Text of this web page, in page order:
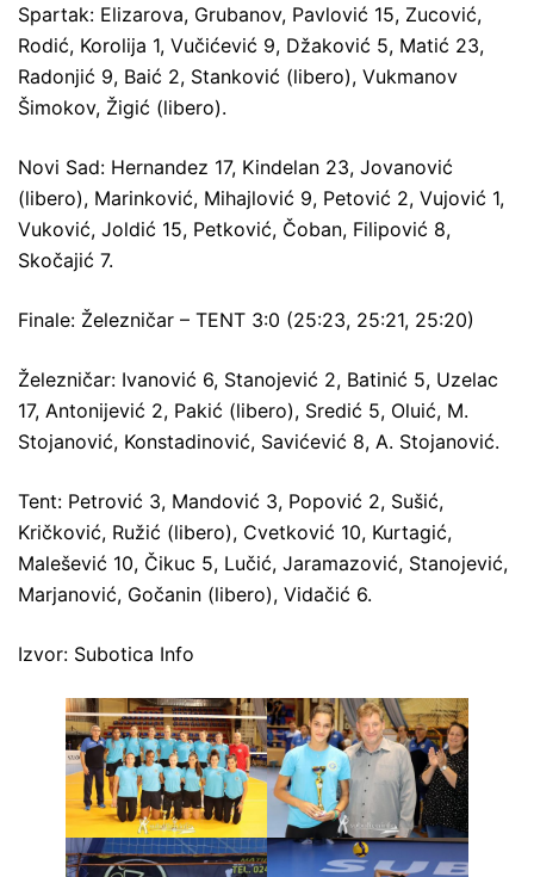
Spartak: Elizarova, Grubanov, Pavlović 15, Zucović,
Rodić, Korolija 1, Vučićević 9, Džaković 5, Matić 23,
Radonjić 9, Baić 2, Stanković (libero), Vukmanov
Šimokov, Žigić (libero).
Novi Sad: Hernandez 17, Kindelan 23, Jovanović
(libero), Marinković, Mihajlović 9, Petović 2, Vujović 1,
Vuković, Joldić 15, Petković, Čoban, Filipović 8,
Skočajić 7.
Finale: Železničar – TENT 3:0 (25:23, 25:21, 25:20)
Železničar: Ivanović 6, Stanojević 2, Batinić 5, Uzelac
17, Antonijević 2, Pakić (libero), Sredić 5, Oluić, M.
Stojanović, Konstadinović, Savićević 8, A. Stojanović.
Tent: Petrović 3, Mandović 3, Popović 2, Sušić,
Kričković, Ružić (libero), Cvetković 10, Kurtagić,
Malešević 10, Čikuc 5, Lučić, Jaramazović, Stanojević,
Marjanović, Gočanin (libero), Vidačić 6.
Izvor: Subotica Info